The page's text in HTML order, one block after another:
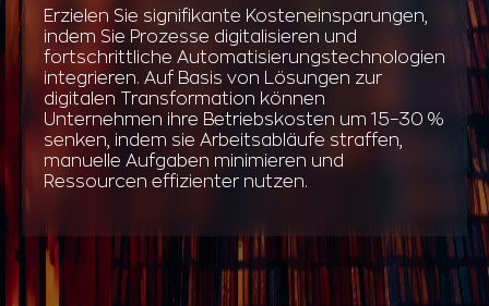
Erzielen Sie signifikante Kosteneinsparungen,
indem Sie Prozesse digitalisieren und
fortschrittliche Automatisierungstechnologien
integrieren. Auf Basis von Lösungen zur
digitalen Transformation können
Unternehmen ihre Betriebskosten um 15–30 %
senken, indem sie Arbeitsabläufe straffen,
manuelle Aufgaben minimieren und
Ressourcen effizienter nutzen.